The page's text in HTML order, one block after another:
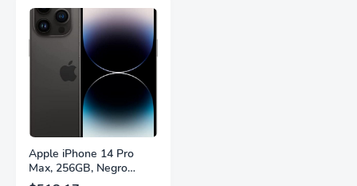
Panel IPS, AMD
FreeSync™ Premium,
Ecualizador Negro,
Cambio Automático de
Fuente,
LS27FG532ENXZA
Apple iPhone 14 Pro
Max, 256GB, Negro
Espacial - Desbloqueado